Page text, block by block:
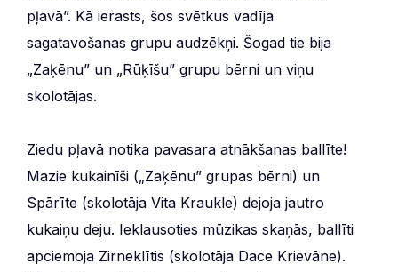
pļavā”. Kā ierasts, šos svētkus vadīja
sagatavošanas grupu audzēkņi. Šogad tie bija
„Zaķēnu” un „Rūķīšu” grupu bērni un viņu
skolotājas.
Ziedu pļavā notika pavasara atnākšanas ballīte!
Mazie kukainīši („Zaķēnu” grupas bērni) un
Spārīte (skolotāja Vita Kraukle) dejoja jautro
kukaiņu deju. Ieklausoties mūzikas skaņās, ballīti
apciemoja Zirneklītis (skolotāja Dace Krievāne).